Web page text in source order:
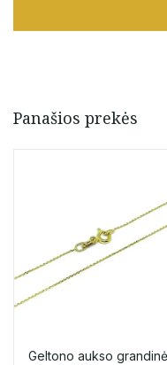
Liza"
Panašios prekės
Geltono aukso